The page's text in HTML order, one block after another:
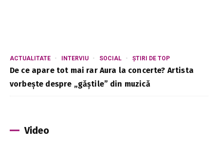
ACTUALITATE INTERVIU SOCIAL ȘTIRI DE TOP
De ce apare tot mai rar Aura la concerte? Artista
vorbește despre „găștile” din muzică
Video